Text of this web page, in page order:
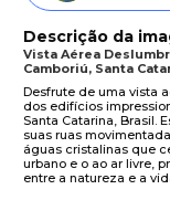
Descrição da
Vista Aérea
Camboriú, Santa
Desfrute de uma vista
dos edifícios
Santa Catarina, Brasil.
suas ruas
águas cristalinas que
urbano e o ao ar livre,
entre a natureza e a